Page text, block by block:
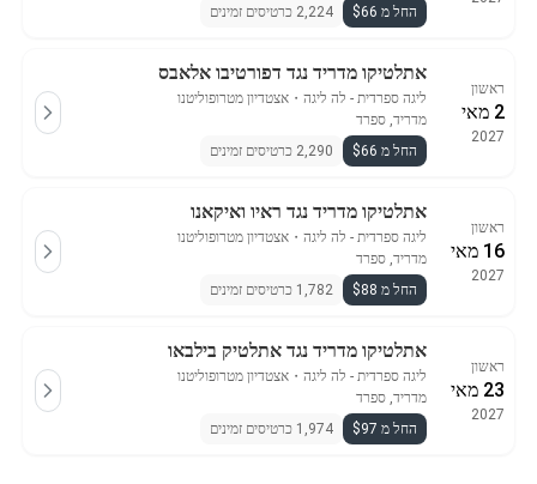
החל מ $66
2,224 כרטיסים זמינים
ראשון
2 מאי
2027
אתלטיקו מדריד נגד דפורטיבו אלאבס
ליגה ספרדית - לה ליגה ・ אצטדיון מטרופוליטנו
מדריד, ספרד
החל מ $66
2,290 כרטיסים זמינים
ראשון
16 מאי
2027
אתלטיקו מדריד נגד ראיו ואיקאנו
ליגה ספרדית - לה ליגה ・ אצטדיון מטרופוליטנו
מדריד, ספרד
החל מ $88
1,782 כרטיסים זמינים
ראשון
23 מאי
2027
אתלטיקו מדריד נגד אתלטיק בילבאו
ליגה ספרדית - לה ליגה ・ אצטדיון מטרופוליטנו
מדריד, ספרד
החל מ $97
1,974 כרטיסים זמינים